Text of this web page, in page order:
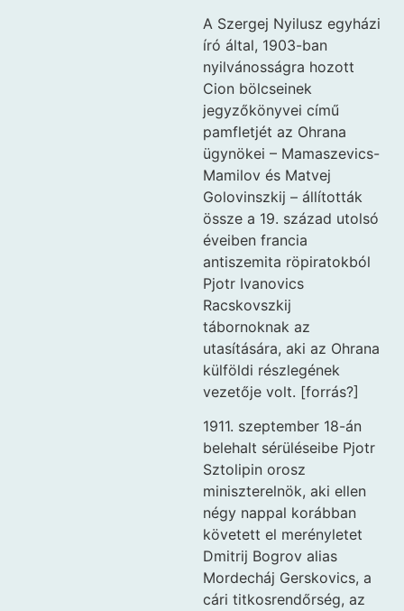
A Szergej Nyilusz egyházi
író által, 1903-ban
nyilvánosságra hozott
Cion bölcseinek
jegyzőkönyvei című
pamfletjét az Ohrana
ügynökei – Mamaszevics-
Mamilov és Matvej
Golovinszkij – állították
össze a 19. század utolsó
éveiben francia
antiszemita röpiratokból
Pjotr Ivanovics
Racskovszkij
tábornoknak az
utasítására, aki az Ohrana
külföldi részlegének
vezetője volt. [forrás?]
1911. szeptember 18-án
belehalt sérüléseibe Pjotr
Sztolipin orosz
miniszterelnök, aki ellen
négy nappal korábban
követett el merényletet
Dmitrij Bogrov alias
Mordecháj Gerskovics, a
cári titkosrendőrség, az